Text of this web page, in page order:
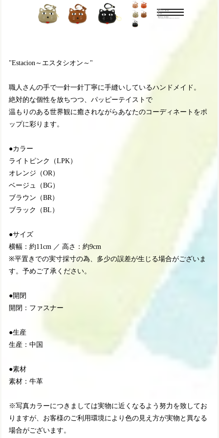
"Estacion～エスタシオン～"
職人さんの手で一針一針丁寧に手縫いしているハンドメイド。
絶対的な個性を放ちつつ、パッピーテイストで
温もりのある世界観に癒されながらあなたのコーディネートをポ
ップに彩ります。
●カラー
ライトピンク（LPK）
オレンジ（OR）
ベージュ（BG）
ブラウン（BR）
ブラック（BL）
●サイズ
横幅：約11cm ／ 高さ：約9cm
※平置きでの実寸採寸の為、多少の誤差が生じる場合がございま
す。予めご了承ください。
●開閉
開閉：ファスナー
●生産
生産：中国
●素材
素材：牛革
※写真カラーにつきましては実物に近くなるよう努力を致してお
りますが、お客様のご利用環境により色の見え方が実物と異なる
場合がございます。